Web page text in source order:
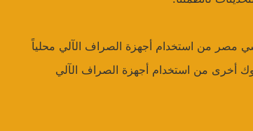
مصر من استخدام أجهزة الصراف الآلي محلياً
أخرى من استخدام أجهزة الصراف الآلي